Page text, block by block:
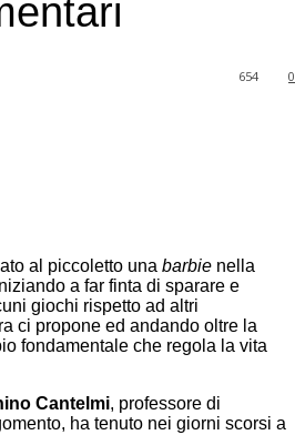
0
654
al piccoletto una barbie nella
a far finta di sparare e
giochi rispetto ad altri
ci propone ed andando oltre la
fondamentale che regola la vita
Cantelmi, professore di
ha tenuto nei giorni scorsi a